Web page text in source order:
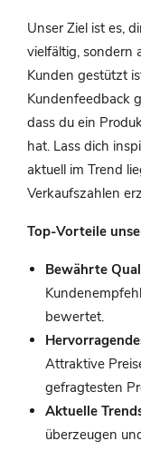
Unser Ziel ist es,
vielfältig, sondern
Kunden gestützt
Kundenfeedback
dass du ein
hat. Lass dich
aktuell im Trend
Verkaufszahlen
Top-Vorteile
Bewährte
bewertet.
Attraktive
gefragtesten
Aktuelle
überzeugen